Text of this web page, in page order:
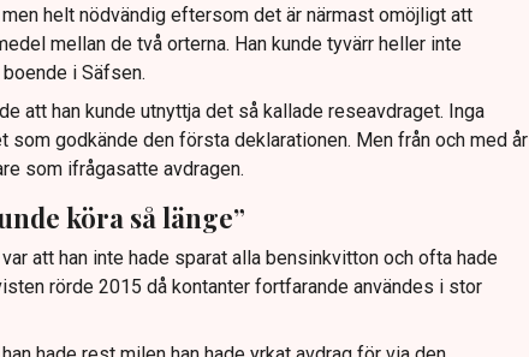
helt nödvändig eftersom det är närmast omöjligt att
mellan de två orterna. Han kunde tyvärr heller inte
i Säfsen.
att han kunde utnyttja det så kallade reseavdraget. Inga
som godkände den första deklarationen. Men från och med år
som ifrågasatte avdragen.
köra så länge”
att han inte hade sparat alla bensinkvitton och ofta hade
rörde 2015 då kontanter fortfarande användes i stor